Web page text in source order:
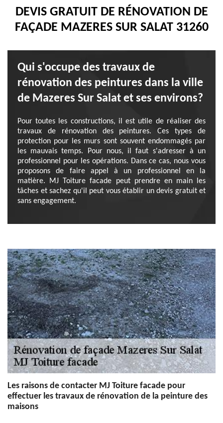
DEVIS GRATUIT DE RÉNOVATION DE
FAÇADE MAZERES SUR SALAT 31260
Qui s'occupe des travaux de
rénovation des peintures dans la ville
de Mazeres Sur Salat et ses environs?
Pour toutes les constructions, il est utile de réaliser des
travaux de rénovation des peintures. Ces types de
protection pour les murs sont souvent endommagés par
les mauvais temps. Pour nous, il faut s'adresser à un
professionnel pour les opérations. Dans ce cas, nous vous
proposons de faire appel à un professionnel en la
matière. MJ Toiture facade peut prendre en main les
tâches et sachez qu'il peut vous établir un devis gratuit et
sans engagement.
Les raisons de contacter MJ Toiture facade pour
effectuer les travaux de rénovation de la peinture des
maisons